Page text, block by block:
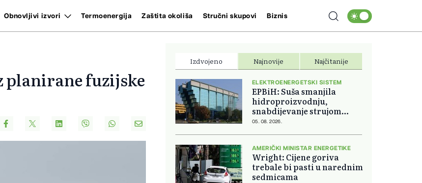
Obnovljivi izvori Termoenergija Zaštita okoliša Stručni skupovi Biznis
planirane fuzijske
Izdvojeno Najnovije Najčitanije
ELEKTROENERGETSKI SISTEM
EPBiH: Suša smanjila
hidroproizvodnju,
snabdijevanje strujom
ostaje stabilno
05. 08. 2026.
AMERIČKI MINISTAR ENERGETIKE
Wright: Cijene goriva
trebale bi pasti u narednim
sedmicama